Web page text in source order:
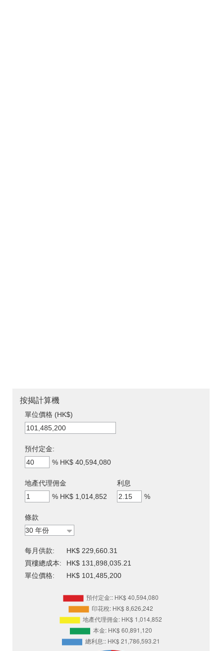
按揭計算機
單位價格 (HK$)
預付定金:
% HK$ 40,594,080
地產代理佣金
% HK$ 1,014,852
利息
%
條款
每月供款:
HK$ 229,660.31
買樓總成本:
HK$ 131,898,035.21
單位價格:
HK$ 101,485,200